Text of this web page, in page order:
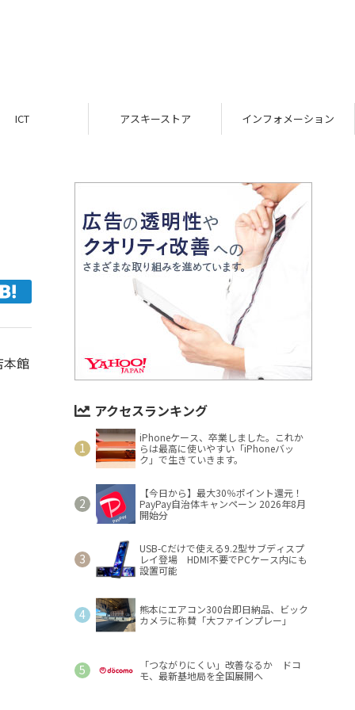
ICT アスキーストア インフォメーション
館
アクセスランキング
iPhoneケース、卒業しました。これか
らは最高に使いやすい「iPhoneバッ
ク」で生きていきます。
【今日から】最大30％ポイント還元！
PayPay自治体キャンペーン 2026年8月
開始分
USB-Cだけで使える9.2型サブディスプ
レイ登場 HDMI不要でPCケース内にも
設置可能
熊本にエアコン300台即日納品、ビック
カメラに称賛「大ファインプレー」
「つながりにくい」改善なるか ドコ
モ、最新基地局を全国展開へ